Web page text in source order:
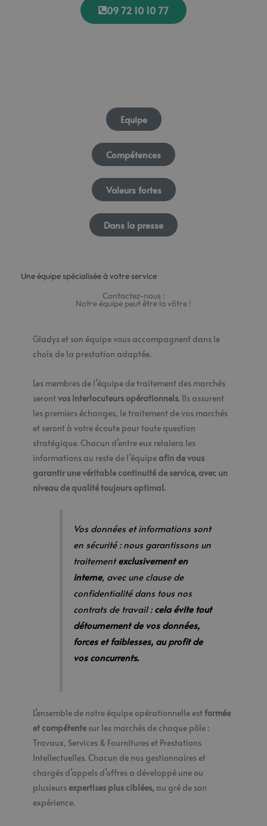
09 72 10 10 77
Equipe
Compétences
Valeurs fortes
Dans la presse
Une équipe spécialisée à votre service
Contactez-nous :
Notre équipe peut être la vôtre !
Gladys et son équipe vous accompagnent dans le
choix de la prestation adaptée.
Les membres de l’équipe de traitement des marchés
serontvos interlocuteurs opérationnels. Ils assurent
les premiers échanges, le traitement de vos marchés
et seront à votre écoute pour toute question
stratégique. Chacun d’entre eux relaiera les
informations au reste de l’équipe afin de vous
garantir une véritable continuité de service, avec un
niveau de qualité toujours optimal.
Vos données et informations sont
en sécurité : nous garantissons un
traitementexclusivement en
interne, avec une clause de
confidentialité dans tous nos
contrats de travail :cela évite tout
détournement de vos données,
forces et faiblesses, au profit de
vos concurrents.
L’ensemble de notre équipe opérationnelle estformée
et compétentesur les marchés de chaque pôle :
Travaux, Services & Fournitures et Prestations
Intellectuelles. Chacun de nos gestionnaires et
chargés d’appels d’offres a développé une ou
plusieurs expertises plus ciblées, au gré de son
expérience.